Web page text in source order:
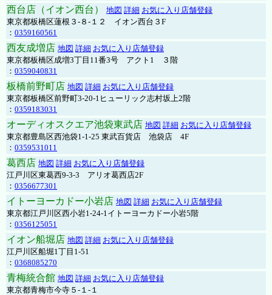
西台店（イオン西台） 地図 詳細 お気に入り店舗登録
東京都板橋区蓮根３-８-１２ イオン西台３F
： 0359160561
西友成増店 地図 詳細 お気に入り店舗登録
東京都板橋区成増3丁目11番3号 アクト1 ３階
： 0359040831
板橋前野町店 地図 詳細 お気に入り店舗登録
東京都板橋区前野町3-20-1ヒューリック志村坂上2階
： 0359183031
オーディオスクエア池袋東武店 地図 詳細 お気に入り店舗登録
東京都豊島区西池袋1-1-25 東武百貨店 池袋店 4F
： 0359531011
葛西店 地図 詳細 お気に入り店舗登録
江戸川区東葛西9-3-3 アリオ葛西店2F
： 0356677301
イトーヨーカドー小岩店 地図 詳細 お気に入り店舗登録
東京都江戸川区西小岩1-24-1イトーヨーカドー小岩5階
： 0356125051
イオン船堀店 地図 詳細 お気に入り店舗登録
江戸川区船堀1丁目1-51
： 0368085270
青梅統合館 地図 詳細 お気に入り店舗登録
東京都青梅市今寺５-１-１